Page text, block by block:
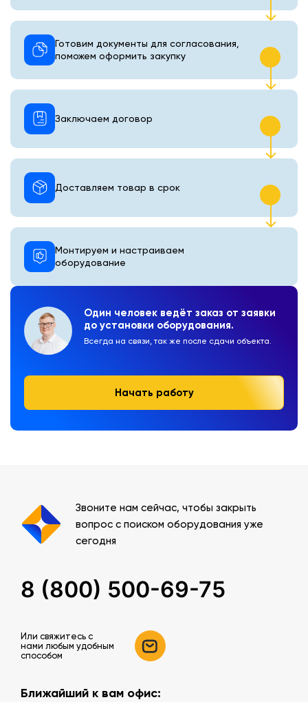
Один человек ведёт заказ от заявки
до установки оборудования.
Всегда на связи, так же после сдачи объекта.
Начать работу
Готовим документы для согласования,
поможем оформить закупку
Монтируем и настраиваем
оборудование
Доставляем товар в срок
Заключаем договор
Звоните нам сейчас, чтобы закрыть
вопрос с поиском оборудования уже
сегодня
8 (800) 500-69-75
Или свяжитесь c
нами любым удобным
способом
Ближайший к вам офис: